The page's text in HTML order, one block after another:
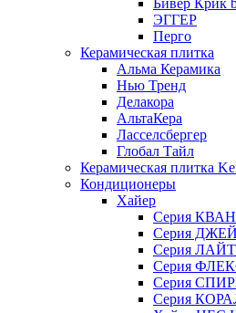
Бивер Крик
ЭГГЕР
Перго
Керамическая плитка
Альма Керамика
Нью Тренд
Делакора
АльтаКера
Ласселсбергер
Глобал Тайл
Керамическая плитка
Кондиционеры
Хайер
Серия
Серия
Серия
Серия
Серия
Серия